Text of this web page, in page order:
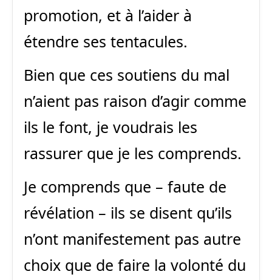
promotion, et à l’aider à
étendre ses tentacules.
Bien que ces soutiens du mal
n’aient pas raison d’agir comme
ils le font, je voudrais les
rassurer que je les comprends.
Je comprends que – faute de
révélation – ils se disent qu’ils
n’ont manifestement pas autre
choix que de faire la volonté du